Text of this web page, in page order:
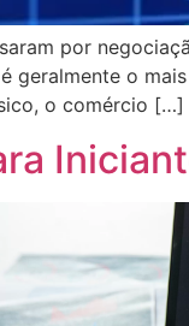
por
geralmente o
o comércio […]